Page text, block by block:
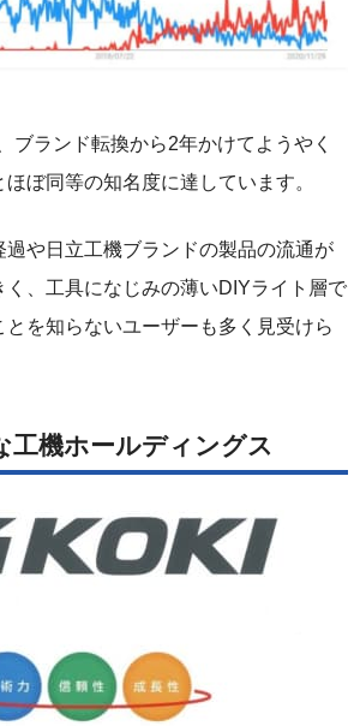
ブランド転換から2年かけてようやく
ぼ同等の知名度に達しています。
過や日立工機ブランドの製品の流通が
く、工具になじみの薄いDIYライト層で
を知らないユーザーも多く見受けら
工機ホールディングス